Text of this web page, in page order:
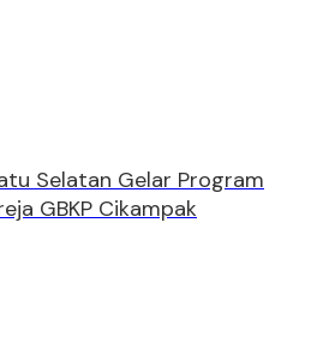
Selatan Gelar Program
GBKP Cikampak